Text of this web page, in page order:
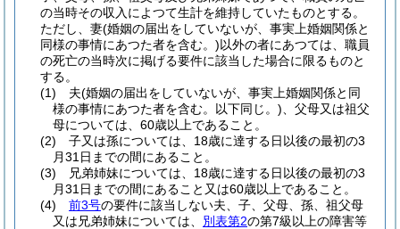
の当時その収入によつて生計を維持していたものとする。
ただし、妻(婚姻の届出をしていないが、事実上婚姻関係と
同様の事情にあつた者を含む。)以外の者にあつては、職員
の死亡の当時次に掲げる要件に該当した場合に限るものと
する。
(1)
夫(婚姻の届出をしていないが、事実上婚姻関係と同
様の事情にあつた者を含む。以下同じ。) 、父母又は祖父
母については、60歳以上であること。
(2)
子又は孫については、18歳に達する日以後の最初の3
月31日までの間にあること。
(3)
兄弟姉妹については、18歳に達する日以後の最初の3
月31日までの間にあること又は60歳以上であること。
(4)
前3号の要件に該当しない夫、子、父母、孫、祖父母
又は兄弟姉妹については、 別表第2の第7級以上の障害等